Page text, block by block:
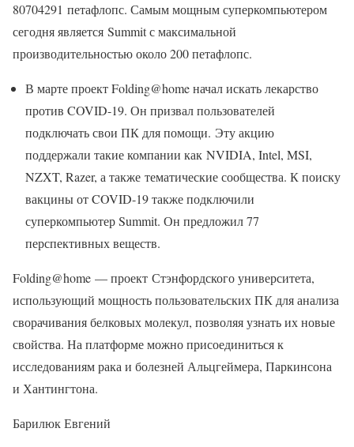
80704291 петафлопс. Самым мощным суперкомпьютером
сегодня является Summit с максимальной
производительностью около 200 петафлопс.
В марте проект Folding@home начал искать лекарство
против COVID-19. Он призвал пользователей
подключать свои ПК для помощи. Эту акцию
поддержали такие компании как NVIDIA, Intel, MSI,
NZXT, Razer, а также тематические сообщества. К поиску
вакцины от COVID-19 также подключили
суперкомпьютер Summit. Он предложил 77
перспективных веществ.
Folding@home — проект Стэнфордского университета,
использующий мощность пользовательских ПК для анализа
сворачивания белковых молекул, позволяя узнать их новые
свойства. На платформе можно присоединиться к
исследованиям рака и болезней Альцгеймера, Паркинсона
и Хантингтона.
Барилюк Евгений